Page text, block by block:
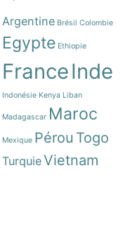
Argentine Brésil Colombie
Egypte Ethiopie
FranceInde
Indonésie Kenya Liban
Madagascar Maroc
Mexique Pérou Togo
TurquieVietnam